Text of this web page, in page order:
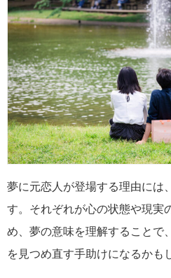
夢に元恋人が登場する理由には
す。それぞれが心の状態や現実
め、夢の意味を理解することで
を見つめ直す手助けになるかも